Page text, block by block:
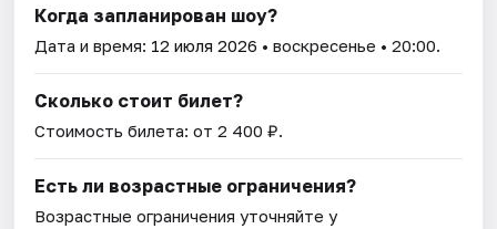
Когда запланирован шоу?
Дата и время: 12 июля 2026 • воскресенье • 20:00.
Сколько стоит билет?
Стоимость билета: от 2 400 ₽.
Есть ли возрастные ограничения?
Возрастные ограничения уточняйте у